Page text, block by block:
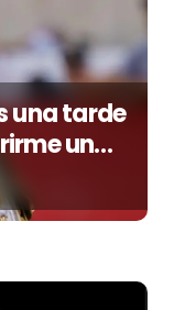
una tarde
un